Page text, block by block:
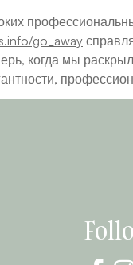
go_away
когда мы